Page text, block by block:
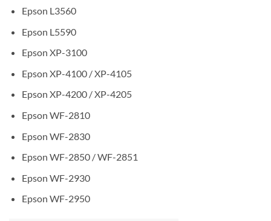
Epson L3560
Epson L5590
Epson XP-3100
Epson XP-4100 / XP-4105
Epson XP-4200 / XP-4205
Epson WF-2810
Epson WF-2830
Epson WF-2850 / WF-2851
Epson WF-2930
Epson WF-2950